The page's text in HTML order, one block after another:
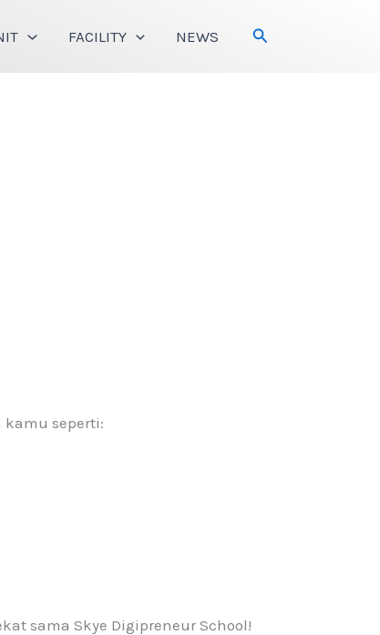
FACILITY NEWS Search
kamu seperti:
sama Skye Digipreneur School!